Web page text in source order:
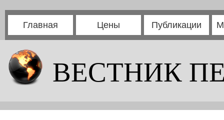
Главная Цены Публикации
ВЕСТНИК